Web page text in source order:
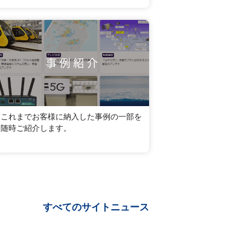
これまでお客様に納入した事例の一部を
随時ご紹介します。
すべてのサイトニュース